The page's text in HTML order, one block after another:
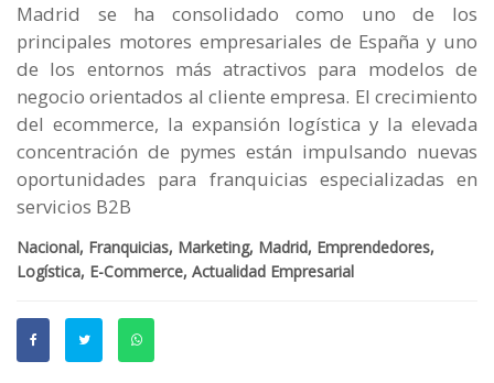
Madrid se ha consolidado como uno de los
principales motores empresariales de España y uno
de los entornos más atractivos para modelos de
negocio orientados al cliente empresa. El crecimiento
del ecommerce, la expansión logística y la elevada
concentración de pymes están impulsando nuevas
oportunidades para franquicias especializadas en
servicios B2B
Nacional, Franquicias, Marketing, Madrid, Emprendedores,
Logística, E-Commerce, Actualidad Empresarial